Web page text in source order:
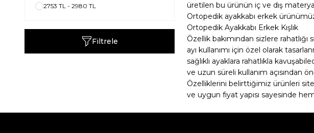
2753 TL - 2980 TL
Filtrele
üretilen bu ürünün iç ve dış
Ortopedik ayakkabı erkek
Ortopedik Ayakkabı Erkek Kışlık
Özellik bakımından sizlere
ayı kullanımı için özel olarak
sağlıklı ayaklara rahatlıkla
ve uzun süreli kullanım açısından
Özelliklerini belirttiğimiz ürünleri
ve uygun fiyat yapısı sayesinde